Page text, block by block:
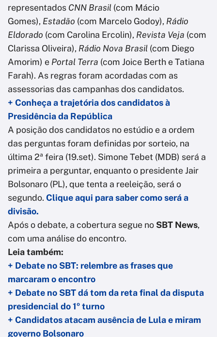
representados CNN Brasil (com Mácio
Gomes), Estadão (com Marcelo Godoy), Rádio
Eldorado (com Carolina Ercolin), Revista Veja (com
Clarissa Oliveira), Rádio Nova Brasil (com Diego
Amorim) e Portal Terra (com Joice Berth e Tatiana
Farah). As regras foram acordadas com as
assessorias das campanhas dos candidatos.
+ Conheça a trajetória dos candidatos à
Presidência da República
A posição dos candidatos no estúdio e a ordem
das perguntas foram definidas por sorteio, na
última 2ª feira (19.set). Simone Tebet (MDB) será a
primeira a perguntar, enquanto o presidente Jair
Bolsonaro (PL), que tenta a reeleição, será o
segundo. Clique aqui para saber como será a
divisão.
Após o debate, a cobertura segue no SBT News,
com uma análise do encontro.
Leia também:
+ Debate no SBT: relembre as frases que
marcaram o encontro
+ Debate no SBT dá tom da reta final da disputa
presidencial do 1º turno
+ Candidatos atacam ausência de Lula e miram
governo Bolsonaro